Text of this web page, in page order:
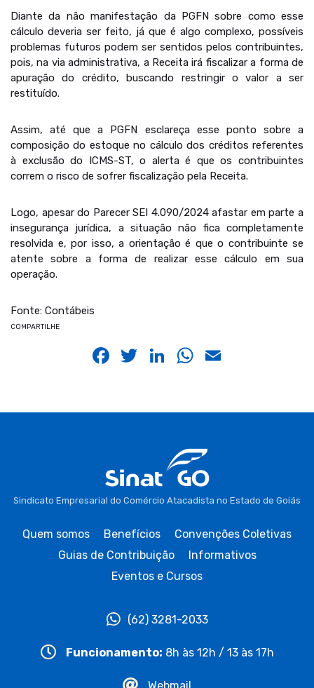
Diante da não manifestação da PGFN sobre como esse
cálculo deveria ser feito, já que é algo complexo, possíveis
problemas futuros podem ser sentidos pelos contribuintes,
pois, na via administrativa, a Receita irá fiscalizar a forma de
apuração do crédito, buscando restringir o valor a ser
restituído.
Assim, até que a PGFN esclareça esse ponto sobre a
composição do estoque no cálculo dos créditos referentes
à exclusão do ICMS-ST, o alerta é que os contribuintes
correm o risco de sofrer fiscalização pela Receita.
Logo, apesar do Parecer SEI 4.090/2024 afastar em parte a
insegurança jurídica, a situação não fica completamente
resolvida e, por isso, a orientação é que o contribuinte se
atente sobre a forma de realizar esse cálculo em sua
operação.
Fonte: Contábeis
COMPARTILHE
Facebook
Twitter
LinkedIn
WhatsApp
Sindicato Empresarial do Comércio Atacadista no Estado de Goiás
Quem somos Benefícios
Convenções Coletivas
Guias de Contribuição
Informativos
Eventos e Cursos
(62) 3281-2033
Funcionamento: 8h às 12h / 13 às 17h
Webmail